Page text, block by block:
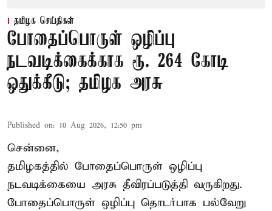
தமிழக செய்திகள்
போதைப்பொருள் ஒழிப்பு
நடவடிக்கைக்காக ரூ. 264 கோடி
ஒதுக்கீடு; தமிழக அரசு
Published on: 10 Aug 2026, 12:50 pm
சென்னை,
தமிழகத்தில் போதைப்பொருள் ஒழிப்பு
நடவடிக்கையை அரசு தீவிரப்படுத்தி வருகிறது.
போதைப்பொருள் ஒழிப்பு தொடர்பாக பல்வேறு